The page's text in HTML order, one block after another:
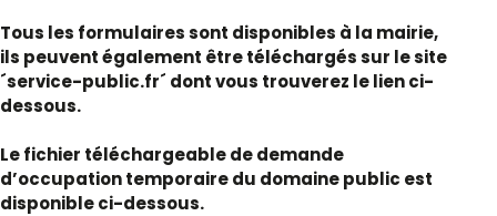
Tous les formulaires sont disponibles à la mairie,
ils peuvent également être téléchargés sur le site
´service-public.fr´ dont vous trouverez le lien ci-
dessous.
Le fichier téléchargeable de demande
d’occupation temporaire du domaine public est
disponible ci-dessous.